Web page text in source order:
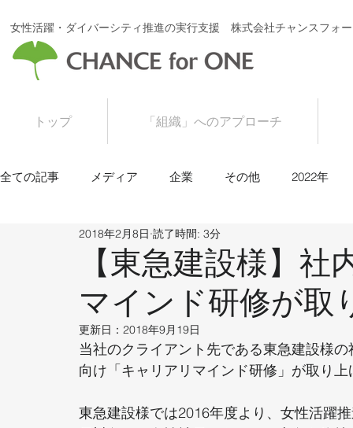
女性活躍・ダイバーシティ推進の実行支援 株式会社チャンスフォ
トップ 「組織」へのアプローチ
全ての記事 メディア 企業 その他 2022年
2015年
【東急建設様】
マインド研修が取
2018年2月8日 読了時間: 3分
更新日： 2018年9月19日
当社のクライアント先である東急建設様
向け「キャリアリマインド研修」が取り
東急建設様では2016年度より、女性活躍